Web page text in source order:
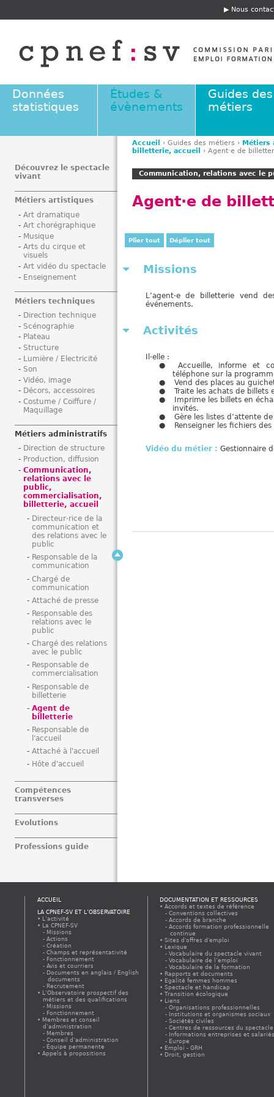
E
t
ê
e
Nous
Données
statistiques
Études &
évènements
Guides des
métiers
V
o
u
s
ê
e
s
Accueil › Guides des métiers ›
billetterie, accueil
› Agent·e de
Communication, relations avec le
Agent·e de
Plier tout Déplier tout
Missions
L’agent·e de billetterie vend
événements.
Activités
Il·elle :
Accueille, informe et
téléphone sur la
Vend des places au
Traite les achats de billets
Imprime les billets en
invités.
Gère les listes d’attente
Renseigner les fichiers
Vidéo du métier : Gestionnaire
Découvrez le spectacle
vivant
Métiers artistiques
Art dramatique
Art chorégraphique
Musique
Arts du cirque et
visuels
Art vidéo du spectacle
Enseignement
Métiers techniques
Direction technique
Scénographie
Plateau
Structure
Lumière / Electricité
Son
Vidéo, image
Décors, accessoires
Costume / Coiffure /
Maquillage
Métiers administratifs
Direction de structure
Production, diffusion
Communication,
relations avec le
public,
commercialisation,
billetterie, accueil
Directeur·rice de la
communication et
des relations avec le
public
Responsable de la
communication
Chargé de
communication
Attaché de presse
Responsable des
relations avec le
public
Chargé des relations
avec le public
Responsable de
commercialisation
Responsable de
billetterie
Agent de
billetterie
Responsable de
l'accueil
Attaché à l'accueil
Hôte d'accueil
Compétences
transverses
Evolutions
Professions guide
ACCUEIL
LA CPNEF-SV ET L’OBSERVATOIRE
L’activité
La CPNEF-SV
Missions
Actions
Création
Champs et représentativité
Fonctionnement
Avis et courriers
Documents en anglais / English
documents
Recrutement
L’Observatoire prospectif des
métiers et des qualifications
Missions
Fonctionnement
Membres et conseil
d’administration
Membres
Conseil d’administration
Équipe permanente
Appels à propositions
DOCUMENTATION ET RESSOURCES
Accords et textes de référence
Conventions collectives
Accords de branche
Accords formation professionnelle
continue
Sites d'offres d'emploi
Lexique
Vocabulaire du spectacle vivant
Vocabulaire de l’emploi
Vocabulaire de la formation
Rapports et documents
Egalité femmes hommes
Spectacle et handicap
Transition écologique
Liens
Organisations professionnelles
Institutions et organismes sociaux
Sociétés civiles
Centres de ressources du spectacle
Informations entreprises et
Europe
Emploi - GRH
Droit, gestion